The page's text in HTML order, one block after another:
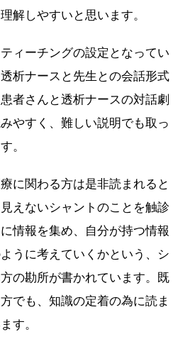
解しやすいと思います。
ィーチングの設定となってい
析ナースと先生との会話形式
者さんと透析ナースの対話劇
やすく、難しい説明でも取っ
。
に関わる方は是非読まれると
えないシャントのことを触診
情報を集め、自分が持つ情報
うに考えていくかという、シ
の勘所が書かれています。既
でも、知識の定着の為に読ま
す。